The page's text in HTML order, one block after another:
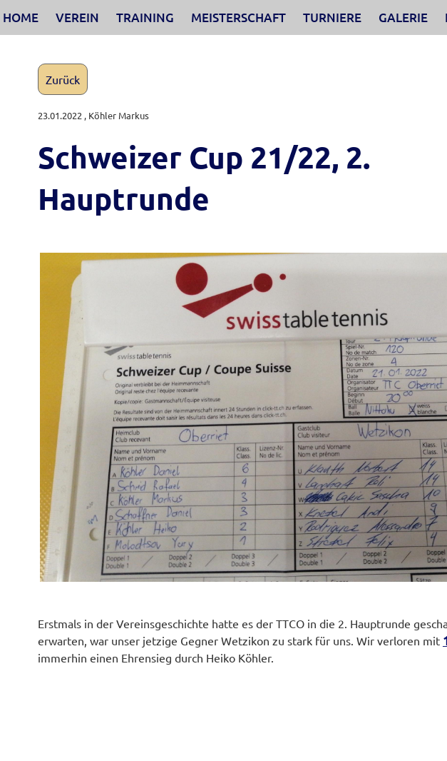
HOME VEREIN TRAINING MEISTERSCHAFT TURNIERE GALERIE
Zurück
23.01.2022 , Köhler Markus
Schweizer Cup 21/22, 2.
Hauptrunde
Erstmals in der Vereinsgeschichte hatte es der TTCO in die 2. Hauptrunde
erwarten, war unser jetzige Gegner Wetzikon zu stark für uns. Wir verloren mit
immerhin einen Ehrensieg durch Heiko Köhler.